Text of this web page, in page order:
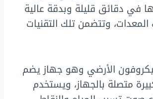
في دقائق قليلة وبدقة عالية
وتتضمن تلك التقنيات
الأرضي وهو جهاز يضم
متصلة بالجهاز، ويستخدم